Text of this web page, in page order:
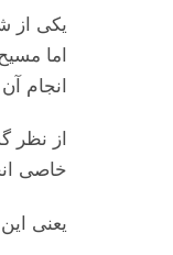
یکی از
اما
انجام
از نظر
خاصی
یعنی